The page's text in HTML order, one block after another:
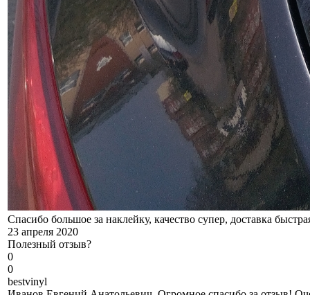
Спасибо большое за наклейку, качество супер, доставка
23 апреля 2020
Полезный отзыв?
0
0
bestvinyl